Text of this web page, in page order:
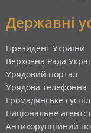
Державні
Президент України
Верховна Рада
Урядовий портал
Урядова телефонна
Громадянське
Національне
Антикорупційний